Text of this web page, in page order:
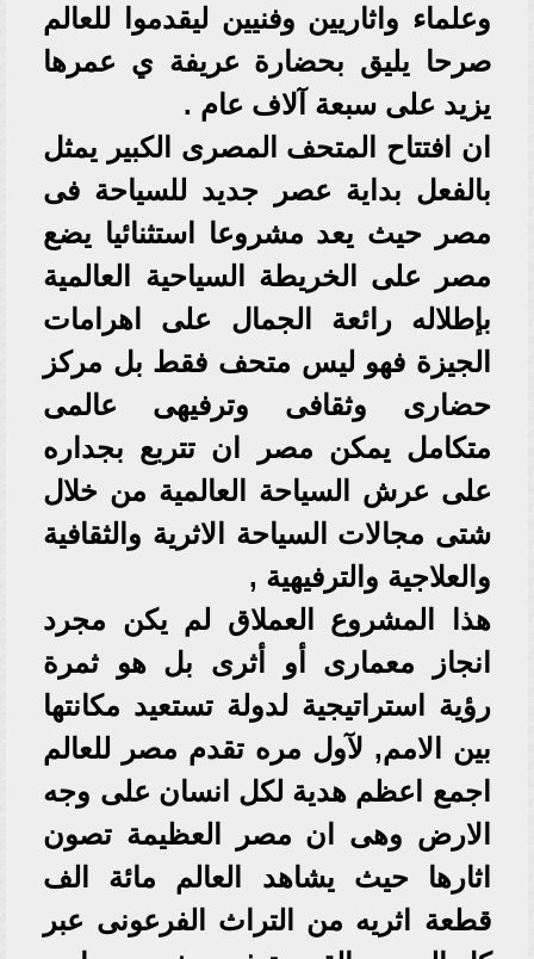
وعلماء واثاريين وفنيين ليقدموا للعالم
صرحا يليق بحضارة عريفة ي عمرها
يزيد على سبعة آلاف عام .
ان افتتاح المتحف المصرى الكبير يمثل
بالفعل بداية عصر جديد للسياحة فى
مصر حيث يعد مشروعا استثنائيا يضع
مصر على الخريطة السياحية العالمية
بإطلاله رائعة الجمال على اهرامات
الجيزة فهو ليس متحف فقط بل مركز
حضارى وثقافى وترفيهى عالمى
متكامل يمكن مصر ان تتربع بجداره
على عرش السياحة العالمية من خلال
شتى مجالات السياحة الاثرية والثقافية
والعلاجية والترفيهية ,
هذا المشروع العملاق لم يكن مجرد
انجاز معمارى أو أثرى بل هو ثمرة
رؤية استراتيجية لدولة تستعيد مكانتها
بين الامم, لآول مره تقدم مصر للعالم
اجمع اعظم هدية لكل انسان على وجه
الارض وهى ان مصر العظيمة تصون
اثارها حيث يشاهد العالم مائة الف
قطعة اثريه من التراث الفرعونى عبر